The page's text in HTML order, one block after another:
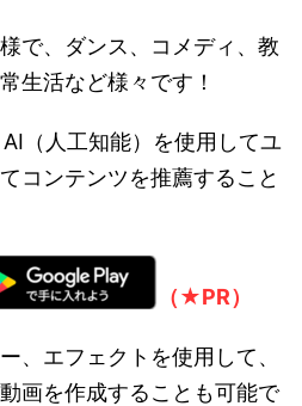
で、ダンス、コメディ、教
生活など様々です！
（人工知能）を使用してユ
コンテンツを推薦すること
（★PR）
、エフェクトを使用して、
画を作成することも可能で